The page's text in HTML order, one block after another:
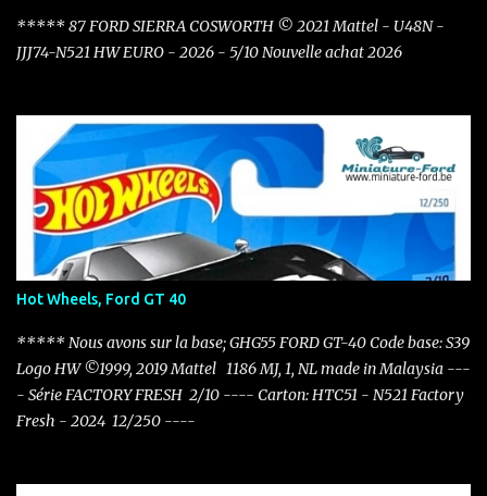
***** 87 FORD SIERRA COSWORTH © 2021 Mattel - U48N -
JJJ74-N521 HW EURO - 2026 - 5/10 Nouvelle achat 2026
Hot Wheels, Ford GT 40
***** Nous avons sur la base; GHG55 FORD GT-40 Code base: S39
Logo HW ©1999, 2019 Mattel 1186 MJ, 1, NL made in Malaysia ---
- Série FACTORY FRESH 2/10 ---- Carton: HTC51 - N521 Factory
Fresh - 2024 12/250 ----